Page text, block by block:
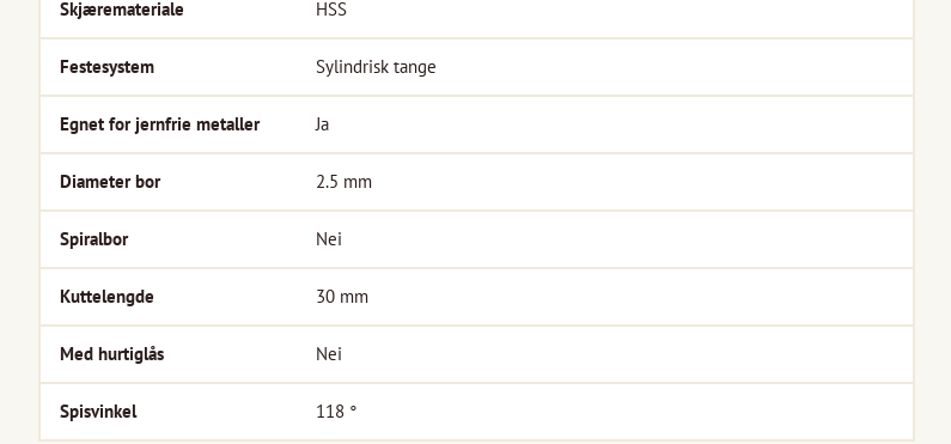
Skjæremateriale HSS
Festesystem Sylindrisk tange
Egnet for jernfrie metaller Ja
Diameter bor 2.5 mm
Spiralbor Nei
Kuttelengde 30 mm
Med hurtiglås Nei
Spisvinkel 118 °